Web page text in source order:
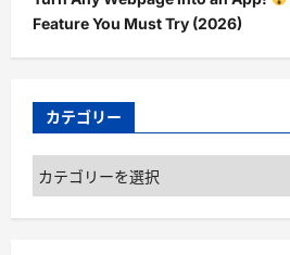
Feature You Must Try (2026)
カテゴリー
カ
テ
ゴ